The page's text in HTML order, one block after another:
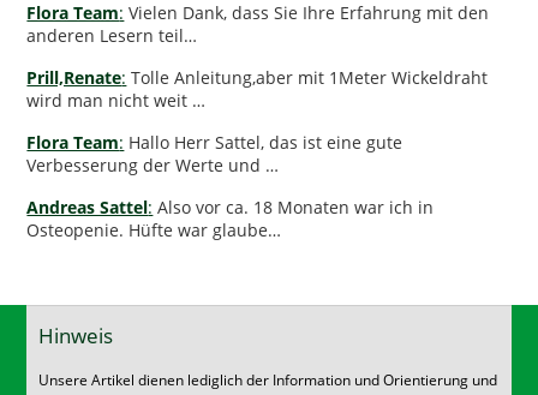
Flora Team: Vielen Dank, dass Sie Ihre Erfahrung mit den
anderen Lesern teil…
Prill,Renate: Tolle Anleitung,aber mit 1Meter Wickeldraht
wird man nicht weit …
Flora Team: Hallo Herr Sattel, das ist eine gute
Verbesserung der Werte und …
Andreas Sattel: Also vor ca. 18 Monaten war ich in
Osteopenie. Hüfte war glaube…
Hinweis
Unsere Artikel dienen lediglich der Information und Orientierung und